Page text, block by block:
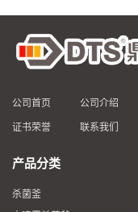
公司首页 公司介绍
证书荣誉 联系我们
产品分类
杀菌釜